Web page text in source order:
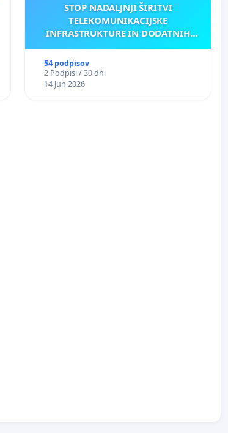
STOP NADALJNJI ŠIRITVI
TELEKOMUNIKACIJSKE
INFRASTRUKTURE IN DODATNIH
54 podpisov
2 Podpisi / 30 dni
14 Jun 2026